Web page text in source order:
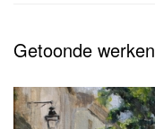
Getoonde werken